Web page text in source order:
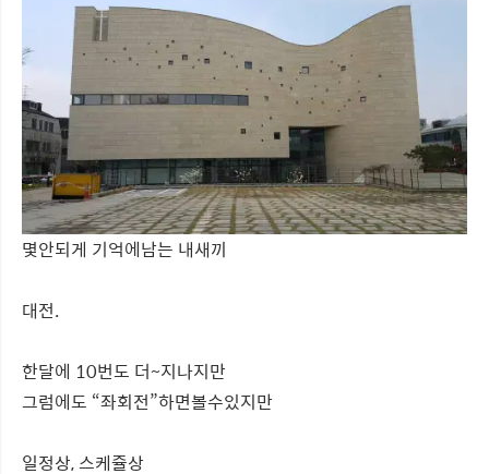
몇안되게 기억에남는 내새끼
대전.
한달에 10번도 더~지나지만
그럼에도 “좌회전”하면볼수있지만
일정상, 스케쥴상